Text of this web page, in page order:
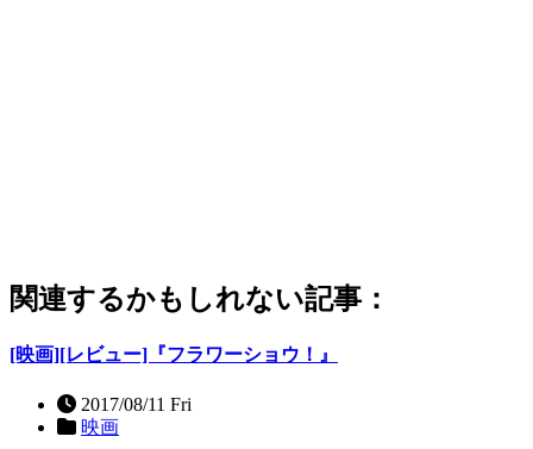
関連するかもしれない記事：
[映画][レビュー]『フラワーショウ！』
2017/08/11 Fri
映画